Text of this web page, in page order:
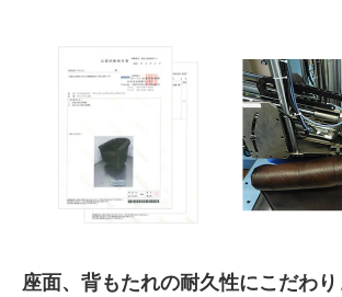
座面、背もたれの耐久性にこだわり